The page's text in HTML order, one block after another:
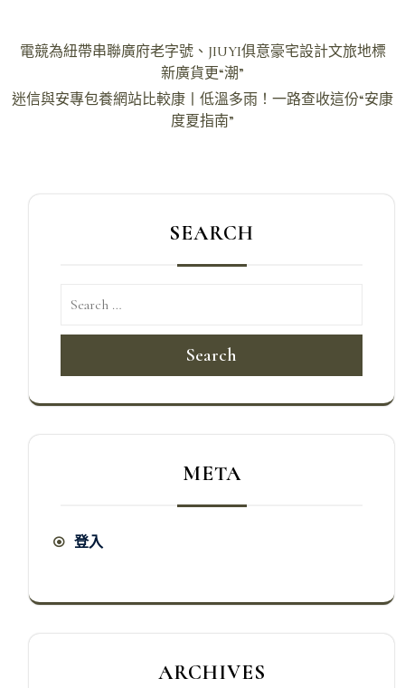
文
導
電競為紐帶串聯廣府老字號、JIUYI俱意豪宅設計文旅地標
新廣貨更“潮”
迷信與安專包養網站比較康丨低溫多雨！一路查收這份“安康
度夏指南”
SEARCH
Search
META
登入
ARCHIVES